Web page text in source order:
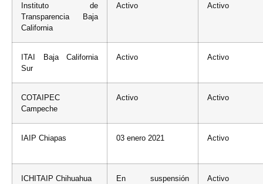
Instituto de
Transparencia Baja
California
Activo Activo
ITAI Baja California
Sur
Activo Activo
COTAIPEC
Campeche
Activo Activo
IAIP Chiapas 03 enero 2021 Activo
ICHITAIP Chihuahua
En suspensión
Activo